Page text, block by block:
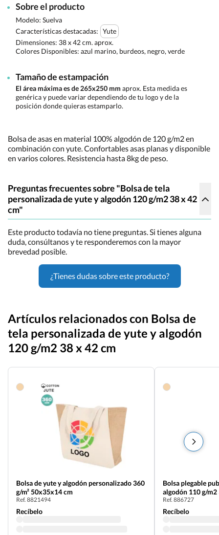
Sobre el producto
Modelo: Suelva
Características destacadas: Yute
Dimensiones: 38 x 42 cm. aprox.
Colores Disponibles: azul marino, burdeos, negro, verde
Tamaño de estampación
El área máxima es de 265x250 mm aprox. Esta medida es
genérica y puede variar dependiendo de tu logo y de la
posición donde quieras estamparlo.
Bolsa de asas en material 100% algodón de 120 g/m2 en
combinación con yute. Confortables asas planas y disponible
en varios colores. Resistencia hasta 8kg de peso.
Preguntas frecuentes sobre "Bolsa de tela
personalizada de yute y algodón 120 g/m2 38 x 42
cm"
Este producto todavía no tiene preguntas. Si tienes alguna
duda, consúltanos y te responderemos con la mayor
brevedad posible.
¿Tienes dudas sobre este producto?
Artículos relacionados con Bolsa de
tela personalizada de yute y algodón
120 g/m2 38 x 42 cm
Bolsa de yute y algodón personalizado 360
g/m² 50x35x14 cm
Ref. 8821494
Recíbelo
Bolsa plegable
algodón 110 g/
Ref. 886727
Recíbelo